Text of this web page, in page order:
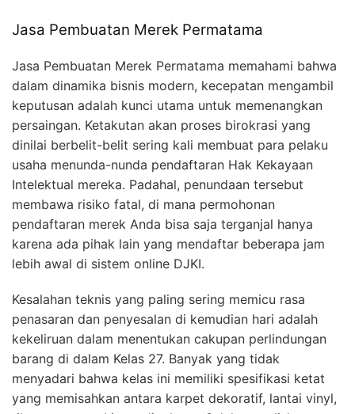
Jasa Pembuatan Merek Permatama
Jasa Pembuatan Merek Permatama memahami bahwa
dalam dinamika bisnis modern, kecepatan mengambil
keputusan adalah kunci utama untuk memenangkan
persaingan. Ketakutan akan proses birokrasi yang
dinilai berbelit-belit sering kali membuat para pelaku
usaha menunda-nunda pendaftaran Hak Kekayaan
Intelektual mereka. Padahal, penundaan tersebut
membawa risiko fatal, di mana permohonan
pendaftaran merek Anda bisa saja terganjal hanya
karena ada pihak lain yang mendaftar beberapa jam
lebih awal di sistem online DJKI.
Kesalahan teknis yang paling sering memicu rasa
penasaran dan penyesalan di kemudian hari adalah
kekeliruan dalam menentukan cakupan perlindungan
barang di dalam Kelas 27. Banyak yang tidak
menyadari bahwa kelas ini memiliki spesifikasi ketat
yang memisahkan antara karpet dekoratif, lantai vinyl,